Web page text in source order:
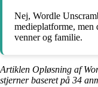
Nej, Wordle
medieplatforme,
venner og familie.
Artiklen Opløsning af
stjerner baseret på 34